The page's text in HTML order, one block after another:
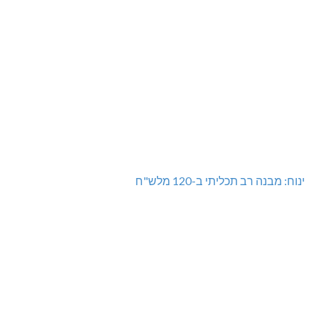
ינוח: מבנה רב תכליתי ב-120 מלש"ח